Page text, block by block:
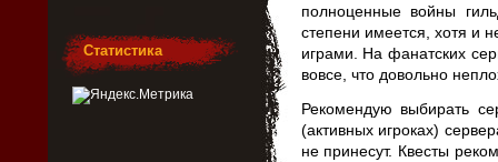
полноценные войны
степени имеется, хотя и
играми. На фанатских
вовсе, что довольно
Рекомендую выбирать
(активных игроках)
не принесут. Квесты
Статистика